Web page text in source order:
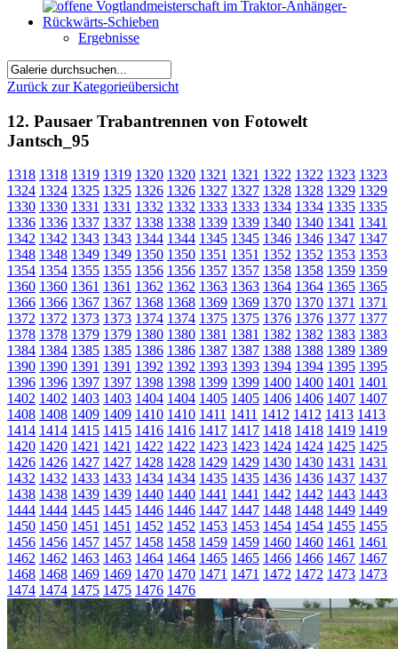
Ergebnisse
Zurück zur Kategorieübersicht
12. Pausaer Trabantrennen von Fotowelt
Jantsch_95
1318 1318 1319 1319 1320 1320 1321 1321 1322 1322 1323 1323
1324 1324 1325 1325 1326 1326 1327 1327 1328 1328 1329 1329
1330 1330 1331 1331 1332 1332 1333 1333 1334 1334 1335 1335
1336 1336 1337 1337 1338 1338 1339 1339 1340 1340 1341 1341
1342 1342 1343 1343 1344 1344 1345 1345 1346 1346 1347 1347
1348 1348 1349 1349 1350 1350 1351 1351 1352 1352 1353 1353
1354 1354 1355 1355 1356 1356 1357 1357 1358 1358 1359 1359
1360 1360 1361 1361 1362 1362 1363 1363 1364 1364 1365 1365
1366 1366 1367 1367 1368 1368 1369 1369 1370 1370 1371 1371
1372 1372 1373 1373 1374 1374 1375 1375 1376 1376 1377 1377
1378 1378 1379 1379 1380 1380 1381 1381 1382 1382 1383 1383
1384 1384 1385 1385 1386 1386 1387 1387 1388 1388 1389 1389
1390 1390 1391 1391 1392 1392 1393 1393 1394 1394 1395 1395
1396 1396 1397 1397 1398 1398 1399 1399 1400 1400 1401 1401
1402 1402 1403 1403 1404 1404 1405 1405 1406 1406 1407 1407
1408 1408 1409 1409 1410 1410 1411 1411 1412 1412 1413 1413
1414 1414 1415 1415 1416 1416 1417 1417 1418 1418 1419 1419
1420 1420 1421 1421 1422 1422 1423 1423 1424 1424 1425 1425
1426 1426 1427 1427 1428 1428 1429 1429 1430 1430 1431 1431
1432 1432 1433 1433 1434 1434 1435 1435 1436 1436 1437 1437
1438 1438 1439 1439 1440 1440 1441 1441 1442 1442 1443 1443
1444 1444 1445 1445 1446 1446 1447 1447 1448 1448 1449 1449
1450 1450 1451 1451 1452 1452 1453 1453 1454 1454 1455 1455
1456 1456 1457 1457 1458 1458 1459 1459 1460 1460 1461 1461
1462 1462 1463 1463 1464 1464 1465 1465 1466 1466 1467 1467
1468 1468 1469 1469 1470 1470 1471 1471 1472 1472 1473 1473
1474 1474 1475 1475 1476 1476